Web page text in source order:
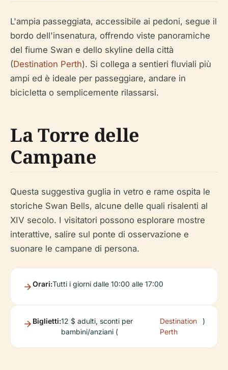
L'ampia passeggiata, accessibile ai pedoni, segue il
bordo dell'insenatura, offrendo viste panoramiche
del fiume Swan e dello skyline della città
(Destination Perth). Si collega a sentieri fluviali più
ampi ed è ideale per passeggiare, andare in
bicicletta o semplicemente rilassarsi.
La Torre delle
Campane
Questa suggestiva guglia in vetro e rame ospita le
storiche Swan Bells, alcune delle quali risalenti al
XIV secolo. I visitatori possono esplorare mostre
interattive, salire sul ponte di osservazione e
suonare le campane di persona.
Orari:Tutti i giorni dalle 10:00 alle 17:00
Biglietti:12 $ adulti, sconti per
bambini/anziani (
Destination
Perth
)